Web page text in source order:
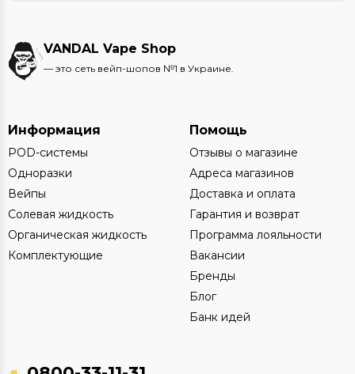
VANDAL Vape Shop
— это сеть вейп-шопов №1 в Украине.
Информация
POD-системы
Одноразки
Вейпы
Солевая жидкость
Органическая жидкость
Комплектующие
Помощь
Отзывы о магазине
Адреса магазинов
Доставка и оплата
Гарантия и возврат
Программа лояльности
Вакансии
Бренды
Блог
Банк идей